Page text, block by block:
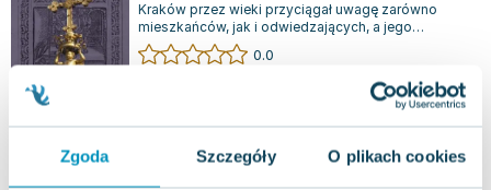
Zgoda Szczegóły O plikach cookies
Kraków przez wieki przyciągał uwagę zarówno
mieszkańców, jak i odwiedzających, a jego
niepowtarzalny urok zainspirował porównanie...
0.0
17.40zł jak nowa Do koszyka